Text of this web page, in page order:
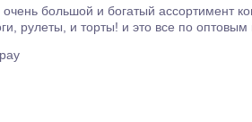
большой и богатый ассортимент
рулеты, и торты! и это все по оптовым